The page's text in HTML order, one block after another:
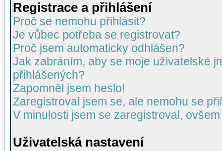
Registrace a přihlášení
Proč se nemohu přihlásit?
Je vůbec potřeba se registrovat?
Proč jsem automaticky odhlášen?
Jak zabráním, aby se moje uživatelské
přihlášených?
Zapomněl jsem heslo!
Zaregistroval jsem se, ale nemohu se
V minulosti jsem se zaregistroval,
Uživatelská nastavení